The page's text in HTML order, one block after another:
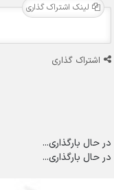
لینک اشتراک گذاری
اشتراک گذاری
در حال بارگذاری...
در حال بارگذاری...